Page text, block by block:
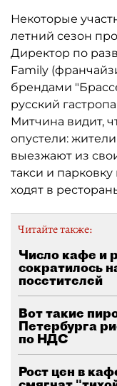
Некоторые
летний сезон
Директор по
Family
брендами
русский
Митчина видит,
опустели:
выезжают из
такси и
ходят в
Читайте также:
Число кафе и
сократилось
посетителей
Вот такие
Петербурга
по НДС
Рост цен в